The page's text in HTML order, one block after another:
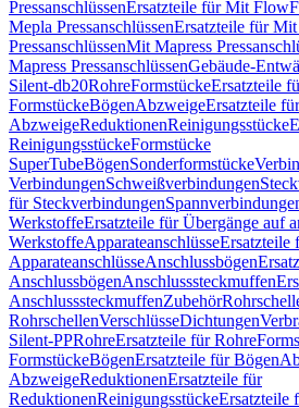
PressanschlüssenErsatzteile für Mit
Mepla PressanschlüssenErsatzteile für
PressanschlüssenMit Mapress
Mapress PressanschlüssenGebäude-
Silent-db20RohreFormstückeErsatzteile
FormstückeBögenAbzweigeErsatzteile für
AbzweigeReduktionenReinigungsstücke
ReinigungsstückeFormstücke
SuperTubeBögenSonderformstücke
VerbindungenSchweißverbindungen
für Steckverbindungen
WerkstoffeErsatzteile für Übergänge auf
WerkstoffeApparateanschlüsseErsatzteile
ApparateanschlüsseAnschlussbögen
AnschlussbögenAnschlusssteckmuffen
AnschlusssteckmuffenZubehör
RohrschellenVerschlüsseDichtungen
Silent-PPRohreErsatzteile für Rohre
FormstückeBögenErsatzteile für Bögen
AbzweigeReduktionenErsatzteile für
ReduktionenReinigungsstückeErsatzteile